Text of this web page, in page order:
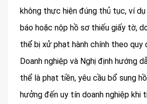
không thực hiện đúng thủ tục, ví
báo hoặc nộp hồ sơ thiếu giấy tờ,
thể bị xử phạt hành chính theo quy
Doanh nghiệp và Nghị định hướng
thể là phạt tiền, yêu cầu bổ sung
hưởng đến uy tín doanh nghiệp khi